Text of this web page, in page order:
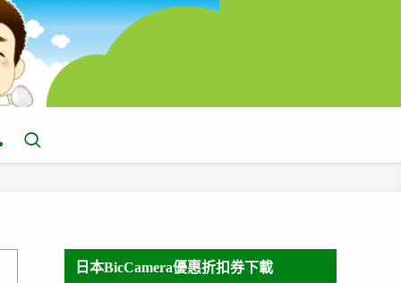
日本BicCamera優惠折扣券下載